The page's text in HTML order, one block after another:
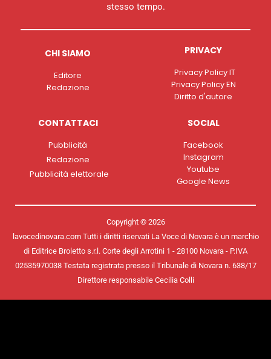
stesso tempo.
CHI SIAMO
Editore
Redazione
PRIVACY
Privacy Policy IT
Privacy Policy EN
Diritto d'autore
CONTATTACI
Pubblicità
Redazione
Pubblicità elettorale
SOCIAL
Facebook
Instagram
Youtube
Google News
Copyright © 2026
lavocedinovara.com Tutti i diritti riservati La Voce di Novara è un marchio
di Editrice Broletto s.r.l. Corte degli Arrotini 1 - 28100 Novara - P.IVA
02535970038 Testata registrata presso il Tribunale di Novara n. 638/17
Direttore responsabile Cecilia Colli